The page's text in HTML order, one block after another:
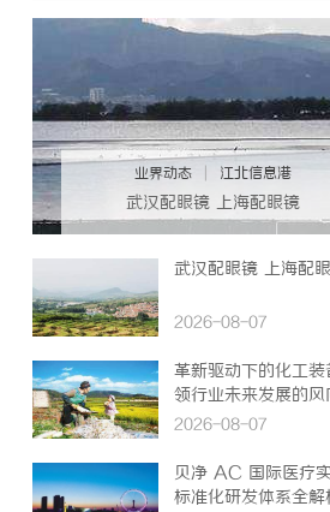
业界动态 江北信息港
武汉配眼镜 上海配眼镜
武汉配眼镜 上海配
2026-08-07
革新驱动下的化工装
领行业未来发展的风
2026-08-07
贝净 AC 国际医疗实
标准化研发体系全解